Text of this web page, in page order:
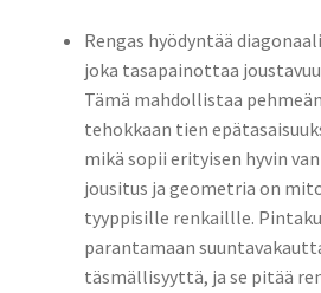
Rengas hyödyntää
joka tasapainottaa
Tämä mahdollistaa
tehokkaan tien
mikä sopii erityisen hyvin
jousitus ja geometria on
tyyppisille renkaillle.
parantamaan
täsmällisyyttä, ja se pitää